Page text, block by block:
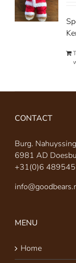
CONTACT
Burg.
6981 AD
+31(0)6
MENU
Home